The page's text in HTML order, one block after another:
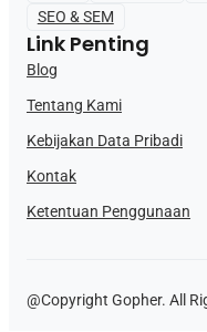
SEO & SEM
Link Penting
Blog
Tentang Kami
Kebijakan Data Pribadi
Kontak
Ketentuan Penggunaan
@Copyright Gopher. All